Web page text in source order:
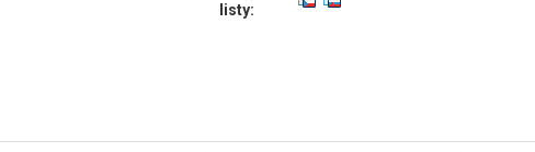
listy: